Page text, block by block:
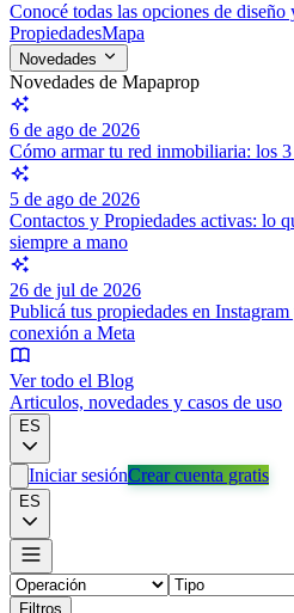
Conocé todas las opciones de diseño
PropiedadesMapa
Novedades
Novedades de Mapaprop
6 de ago de 2026
Cómo armar tu red inmobiliaria: los
5 de ago de 2026
Contactos y Propiedades activas: lo
siempre a mano
26 de jul de 2026
Publicá tus propiedades en
conexión a Meta
Ver todo el Blog
Articulos, novedades y casos de uso
ES
Iniciar sesiónCrear cuenta gratis
ES
Filtros